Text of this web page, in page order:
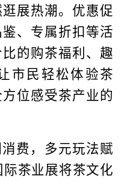
展热潮。优惠促
、专属折扣等活
的购茶福利、趣
市民轻松体验茶
位感受茶产业的
费，多元玩法赋
茶业展将茶文化